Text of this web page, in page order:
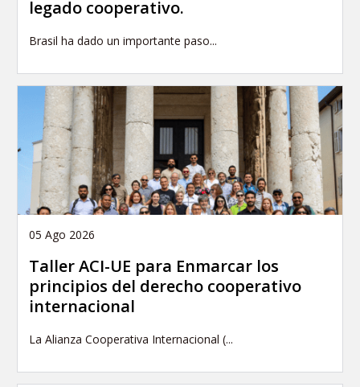
legado cooperativo.
Brasil ha dado un importante paso...
05 Ago 2026
Taller ACI-UE para Enmarcar los
principios del derecho cooperativo
internacional
La Alianza Cooperativa Internacional (...